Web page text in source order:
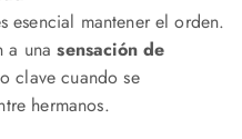
esencial mantener el orden.
a unasensación de
clave cuando se
hermanos.